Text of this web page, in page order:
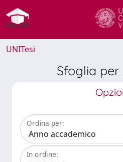
UNITesi
Sfoglia per
Ordina per:
In ordine: